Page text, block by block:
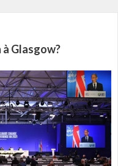
Glasgow?